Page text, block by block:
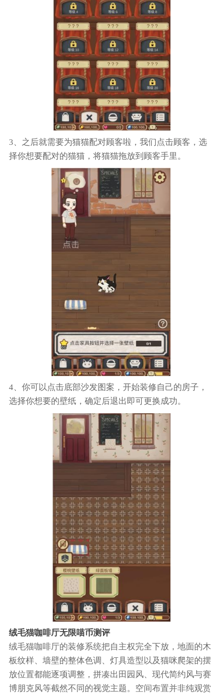
3、之后就需要为猫猫配对顾客啦，我们点击顾客，选
择你想要配对的猫猫，将猫猫拖放到顾客手里。
4、你可以点击底部沙发图案，开始装修自己的房子，
选择你想要的壁纸，确定后退出即可更换成功。
绒毛猫咖啡厅无限喵币测评
绒毛猫咖啡厅的装修系统把自主权完全下放，地面的木
板纹样、墙壁的整体色调、灯具造型以及猫咪爬架的摆
放位置都能逐项调整，拼凑出田园风、现代简约风与赛
博朋克风等截然不同的视觉主题。空间布置并非纯观赏